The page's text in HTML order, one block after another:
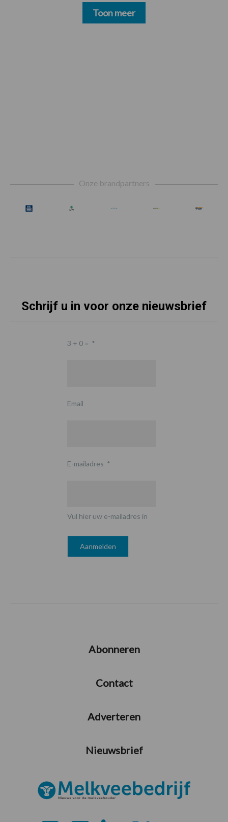
Toon meer
Onze brandpartners
Schrijf u in voor onze nieuwsbrief
3 + 0 = *
Email
E-mailadres *
Vul hier uw e-mailadres in
Abonneren
Contact
Adverteren
Nieuwsbrief